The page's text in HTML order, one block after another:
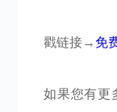
戳链接→ 免
如果您有更